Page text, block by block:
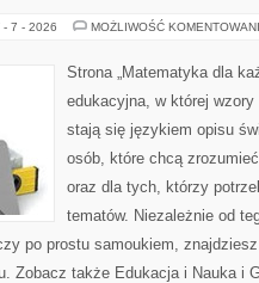
- 7 - 2026 MOŻLIWOŚĆ
Strona „Matematyka dla
edukacyjna, w której
stają się językiem opisu
osób, które chcą
oraz dla tych, którzy
tematów. Niezależnie od
po prostu samoukiem,
Zobacz także Edukacja i Nauka i